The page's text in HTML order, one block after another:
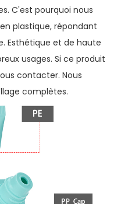
C'est pourquoi nous
plastique, répondant
Esthétique et de haute
usages. Si ce produit
contacter. Nous
complètes.